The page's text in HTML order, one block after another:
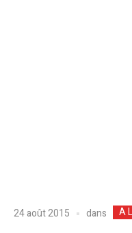
24 août 2015 dans A